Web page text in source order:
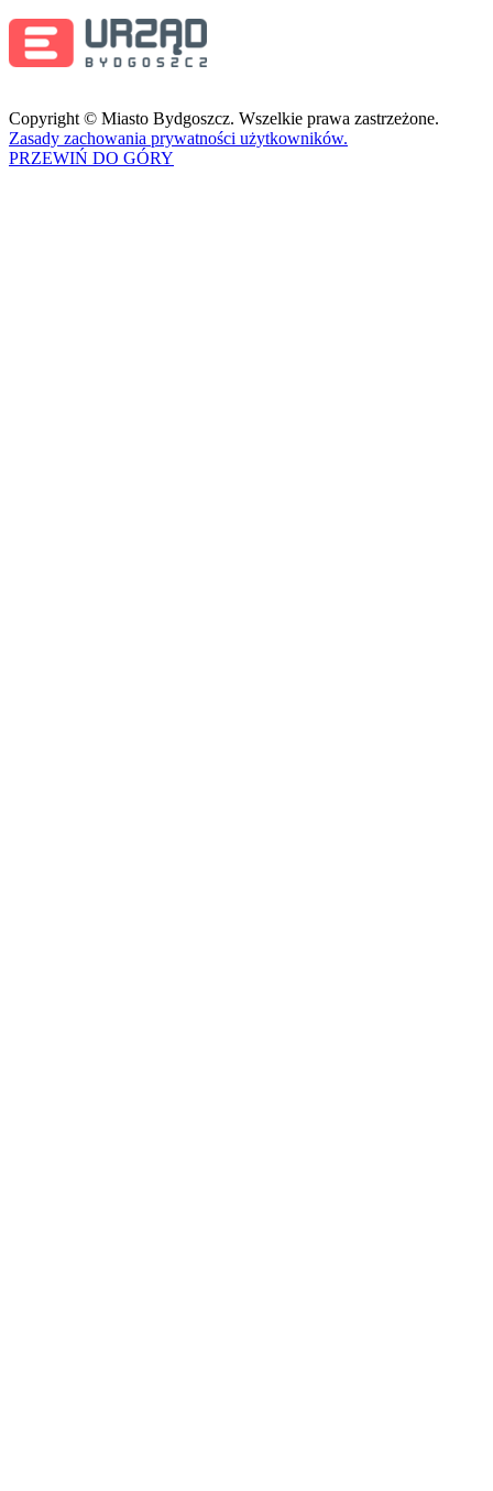
Copyright © Miasto Bydgoszcz. Wszelkie prawa zastrzeżone.
Zasady zachowania prywatności użytkowników.
PRZEWIŃ DO GÓRY